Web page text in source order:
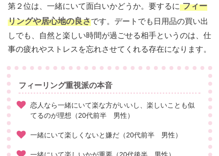
第２位は、一緒にいて面白いかどうか。要するに フィー
リングや居心地の良さです。デートでも日用品の買い出
しでも、自然と楽しい時間が過ごせる相手というのは、仕
事の疲れやストレスを忘れさせてくれる存在になります。
フィーリング重視派の本音
恋人なら一緒にいて楽な方がいいし、楽しいことも似
てるのが理想（20代前半 男性）
一緒にいて楽しくないと嫌だ（20代前半 男性）
一緒にいて楽しいかが重要（20代後半 男性）